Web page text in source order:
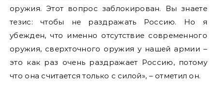
оружия. Этот вопрос заблокирован. Вы знаете
тезис: чтобы не раздражать Россию. Но я
убежден, что именно отсутствие современного
оружия, сверхточного оружия у нашей армии –
это как раз очень раздражает Россию, потому
что она считается только с силой», – отметил он.